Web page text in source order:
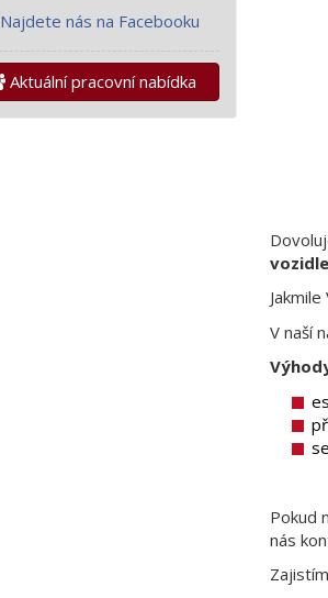
Najdete nás na Facebooku
Aktuální pracovní nabídka
V naší
Pokud
nás